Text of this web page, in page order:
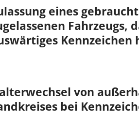
eines
Fahrzeugs,
Kennzeichen
von
bei